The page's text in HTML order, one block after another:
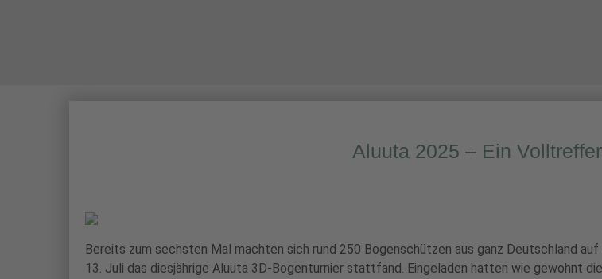
Aluuta 2025 – Ein
Bereits zum sechsten Mal machten sich rund 250 Bogenschützen aus ganz Deutschland
13. Juli das diesjährige Aluuta 3D-Bogenturnier stattfand. Eingeladen hatten wie gewohnt